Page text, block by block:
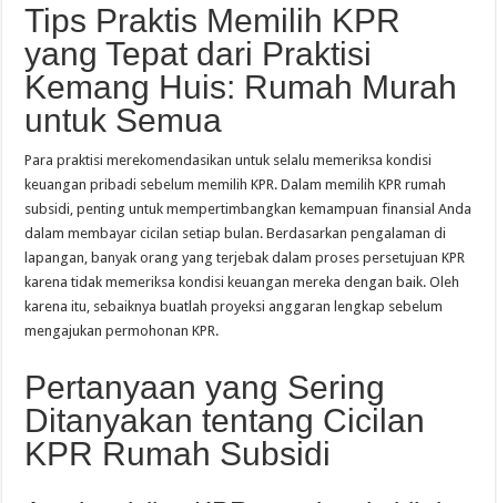
Tips Praktis Memilih KPR
yang Tepat dari Praktisi
Kemang Huis: Rumah Murah
untuk Semua
Para praktisi merekomendasikan untuk selalu memeriksa kondisi
keuangan pribadi sebelum memilih KPR. Dalam memilih KPR rumah
subsidi, penting untuk mempertimbangkan kemampuan finansial Anda
dalam membayar cicilan setiap bulan. Berdasarkan pengalaman di
lapangan, banyak orang yang terjebak dalam proses persetujuan KPR
karena tidak memeriksa kondisi keuangan mereka dengan baik. Oleh
karena itu, sebaiknya buatlah proyeksi anggaran lengkap sebelum
mengajukan permohonan KPR.
Pertanyaan yang Sering
Ditanyakan tentang Cicilan
KPR Rumah Subsidi